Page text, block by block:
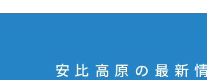
安比高原の最新